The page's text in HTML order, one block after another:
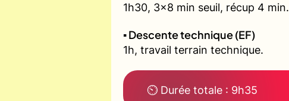
1h30, 3x8 min seuil, récup 4 min.
▪️ Descente technique (EF)
1h, travail terrain technique.
⏲ Durée totale : 9h35